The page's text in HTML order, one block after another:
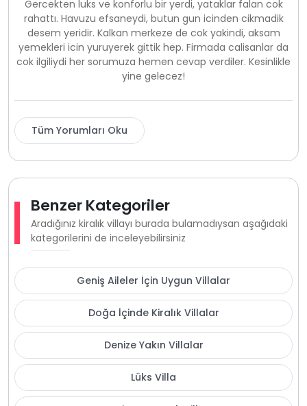
Gercekten luks ve konforlu bir yerdi, yataklar falan cok
rahattı. Havuzu efsaneydi, butun gun icinden cikmadik
desem yeridir. Kalkan merkeze de cok yakindi, aksam
yemekleri icin yuruyerek gittik hep. Firmada calisanlar da
cok ilgiliydi her sorumuza hemen cevap verdiler. Kesinlikle
yine gelecez!
Tüm Yorumları Oku
Benzer Kategoriler
Aradığınız kiralık villayı burada bulamadıysan aşağıdaki
kategorilerini de inceleyebilirsiniz
Geniş Aileler İçin Uygun Villalar
Doğa İçinde Kiralık Villalar
Denize Yakın Villalar
Lüks Villa